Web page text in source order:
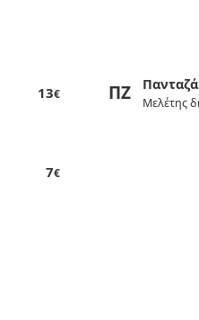
13€ ΠΖ Μελέτης
7€